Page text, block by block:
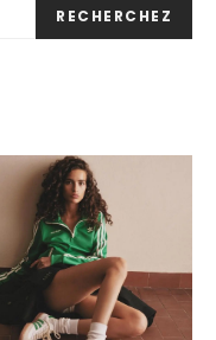
RECHERCHEZ